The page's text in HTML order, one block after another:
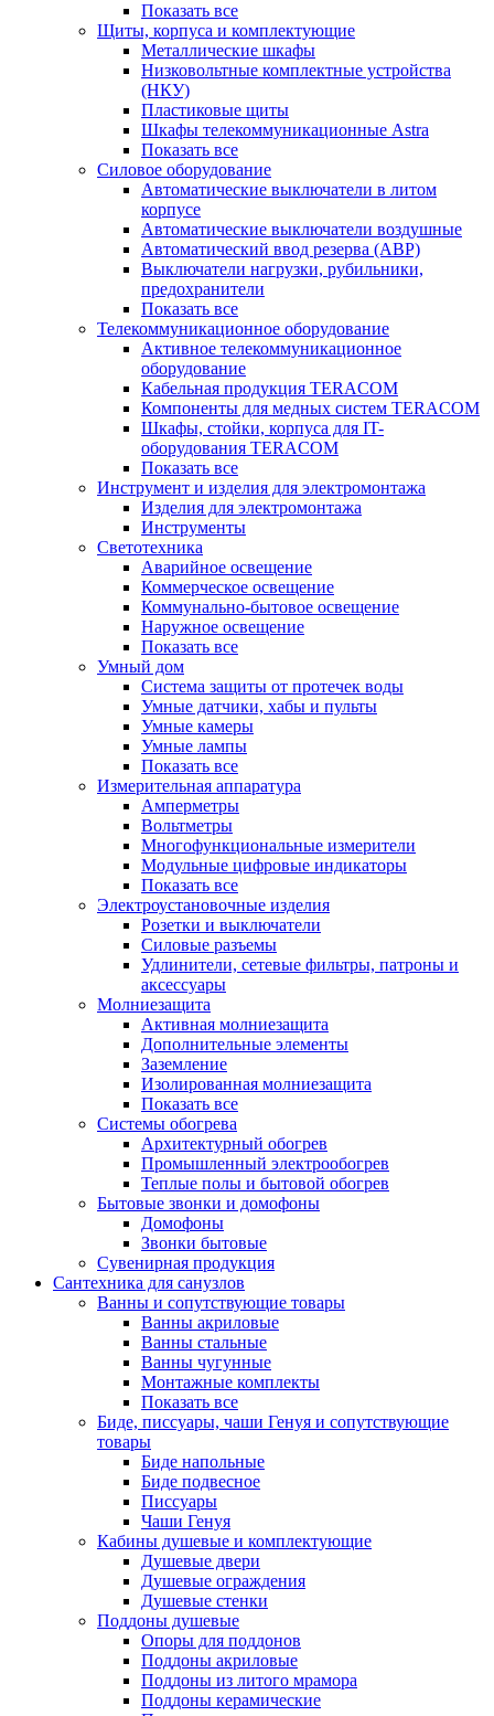
Показать все
Щиты, корпуса и комплектующие
Металлические шкафы
Низковольтные комплектные устройства
(НКУ)
Пластиковые щиты
Шкафы телекоммуникационные Astra
Показать все
Силовое оборудование
Автоматические выключатели в литом
корпусе
Автоматические выключатели воздушные
Автоматический ввод резерва (АВР)
Выключатели нагрузки, рубильники,
предохранители
Показать все
Телекоммуникационное оборудование
Активное телекоммуникационное
оборудование
Кабельная продукция TERACOM
Компоненты для медных систем TERACOM
Шкафы, стойки, корпуса для IT-
оборудования TERACOM
Показать все
Инструмент и изделия для электромонтажа
Изделия для электромонтажа
Инструменты
Светотехника
Аварийное освещение
Коммерческое освещение
Коммунально-бытовое освещение
Наружное освещение
Показать все
Умный дом
Система защиты от протечек воды
Умные датчики, хабы и пульты
Умные камеры
Умные лампы
Показать все
Измерительная аппаратура
Амперметры
Вольтметры
Многофункциональные измерители
Модульные цифровые индикаторы
Показать все
Электроустановочные изделия
Розетки и выключатели
Силовые разъемы
Удлинители, сетевые фильтры, патроны и
аксессуары
Молниезащита
Активная молниезащита
Дополнительные элементы
Заземление
Изолированная молниезащита
Показать все
Системы обогрева
Архитектурный обогрев
Промышленный электрообогрев
Теплые полы и бытовой обогрев
Бытовые звонки и домофоны
Домофоны
Звонки бытовые
Сувенирная продукция
Сантехника для санузлов
Ванны и сопутствующие товары
Ванны акриловые
Ванны стальные
Ванны чугунные
Монтажные комплекты
Показать все
Биде, писсуары, чаши Генуя и сопутствующие
товары
Биде напольные
Биде подвесное
Писсуары
Чаши Генуя
Кабины душевые и комплектующие
Душевые двери
Душевые ограждения
Душевые стенки
Поддоны душевые
Опоры для поддонов
Поддоны акриловые
Поддоны из литого мрамора
Поддоны керамические